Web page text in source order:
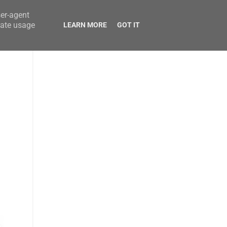
agent
usage
LEARN MORE GOT IT